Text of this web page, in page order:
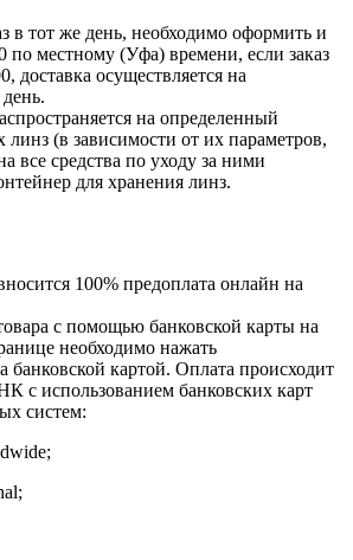
в тот же день, необходимо оформить и
по местному (Уфа) времени, если заказ
доставка осуществляется на
на определенный
линз (в зависимости от их параметров,
все средства по уходу за ними
для хранения линз.
100% предоплата онлайн на
с помощью банковской карты на
необходимо нажать
банковской картой. Оплата происходит
использованием банковских карт
систем: